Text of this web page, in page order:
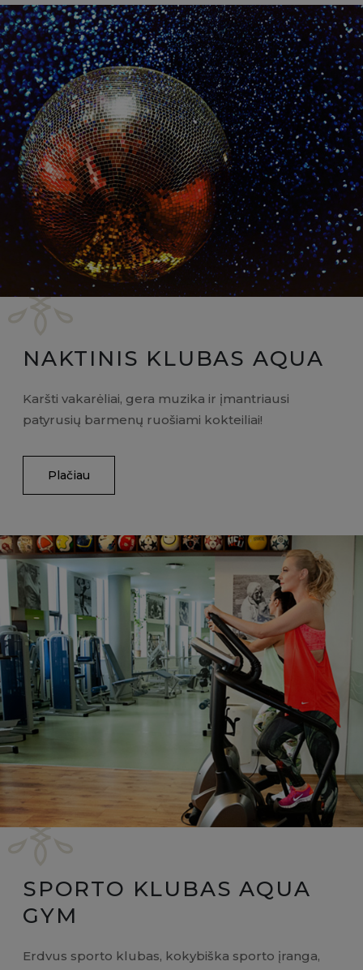
NAKTINIS KLUBAS AQUA
Karšti vakarėliai, gera muzika ir įmantriausi
patyrusių barmenų ruošiami kokteiliai!
Plačiau
SPORTO KLUBAS AQUA
GYM
Erdvus sporto klubas, kokybiška sporto įranga,